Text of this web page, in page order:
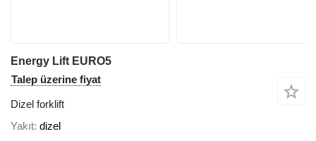
Energy Lift EURO5
Talep üzerine fiyat
Dizel forklift
Yakıt dizel